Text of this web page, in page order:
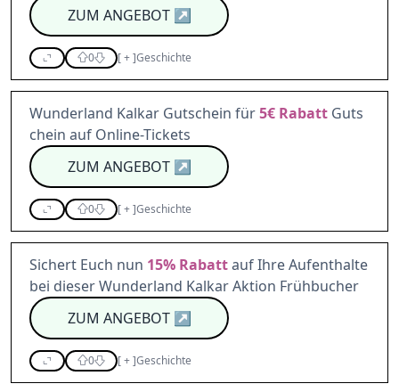
ZUM ANGEBOT↗
0 [+]Geschichte
Wunderland Kalkar Gutschein für5€ Rabatt Guts
chein auf Online-Tickets
ZUM ANGEBOT↗
0 [+]Geschichte
Sichert Euch nun 15% Rabattauf Ihre Aufenthalte
bei dieser Wunderland Kalkar Aktion Frühbucher
ZUM ANGEBOT↗
0 [+]Geschichte